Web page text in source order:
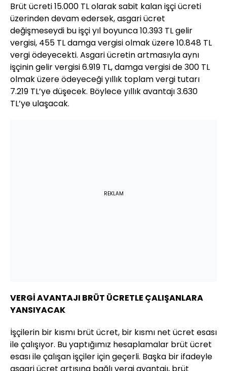
Brüt ücreti 15.000 TL olarak sabit kalan işçi ücreti
üzerinden devam edersek, asgari ücret
değişmeseydi bu işçi yıl boyunca 10.393 TL gelir
vergisi, 455 TL damga vergisi olmak üzere 10.848 TL
vergi ödeyecekti. Asgari ücretin artmasıyla aynı
işçinin gelir vergisi 6.919 TL, damga vergisi de 300 TL
olmak üzere ödeyeceği yıllık toplam vergi tutarı
7.219 TL’ye düşecek. Böylece yıllık avantajı 3.630
TL’ye ulaşacak.
REKLAM
VERGİ AVANTAJI BRÜT ÜCRETLE ÇALIŞANLARA
YANSIYACAK
İşçilerin bir kısmı brüt ücret, bir kısmı net ücret esası
ile çalışıyor. Bu yaptığımız hesaplamalar brüt ücret
esası ile çalışan işçiler için geçerli. Başka bir ifadeyle